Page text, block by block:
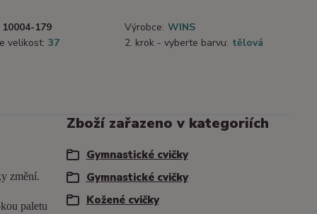
10004-179 Výrobce: WINS
velikost: 37 2. krok - vyberte barvu: tělová
změní.
paletu
Zboží zařazeno v kategoriích
Gymnastické cvičky
Gymnastické cvičky
Kožené cvičky